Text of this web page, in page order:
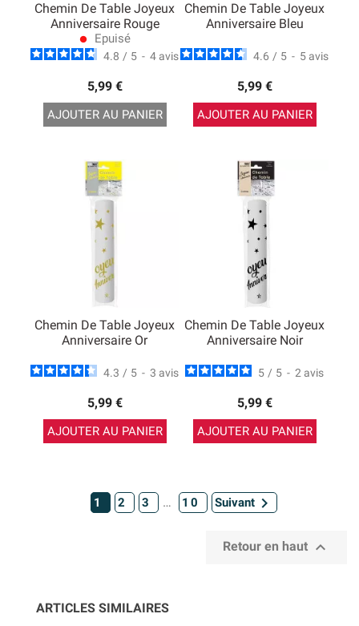
Chemin De Table Joyeux
Anniversaire Rouge
lens Epuisé
4.8 / 5 - 4 avis
5,99 €
AJOUTER AU PANIER
Chemin De Table Joyeux
Anniversaire Bleu
4.6 / 5 - 5 avis
5,99 €
AJOUTER AU PANIER
Chemin De Table Joyeux
Anniversaire Or
4.3 / 5 - 3 avis
5,99 €
AJOUTER AU PANIER
Chemin De Table Joyeux
Anniversaire Noir
5 / 5 - 2 avis
5,99 €
AJOUTER AU PANIER
1 2 3 … 10 Suivant
Retour en haut 
ARTICLES SIMILAIRES